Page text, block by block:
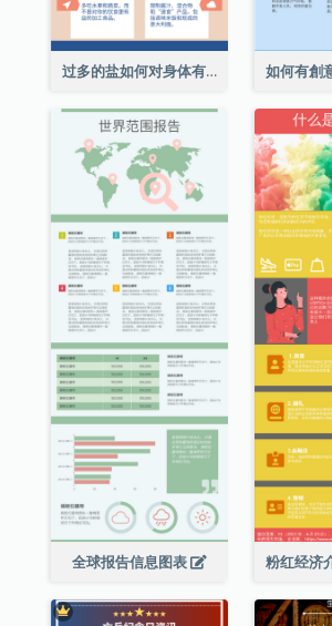
过多的盐如何对身体有害信息图表
全球报告信息图表